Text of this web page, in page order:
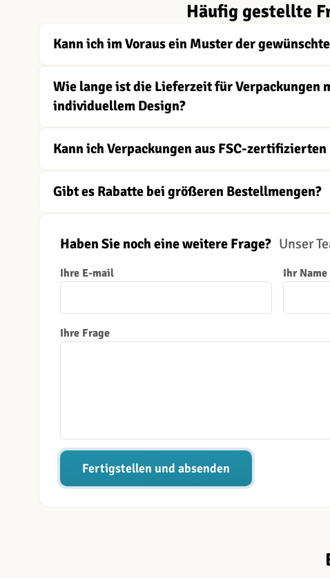
Häufig gestellte
Kann ich im Voraus ein Muster der
Wie lange ist die Lieferzeit für Verpackungen
individuellem Design?
Kann ich Verpackungen aus FSC-
Gibt es Rabatte bei größeren Bestellmengen?
Haben Sie noch eine weitere Frage? Unser
Ihre E-mail Ihr Name
Ihre Frage
Fertigstellen und absenden